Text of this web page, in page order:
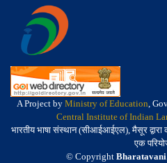
A Project by Ministry of Education,
Central Institute of Indian
भारतीय भाषा संस्थान (सीआईआईएल), मैसूर द्वारा
एक
© Copyright Bharatavani